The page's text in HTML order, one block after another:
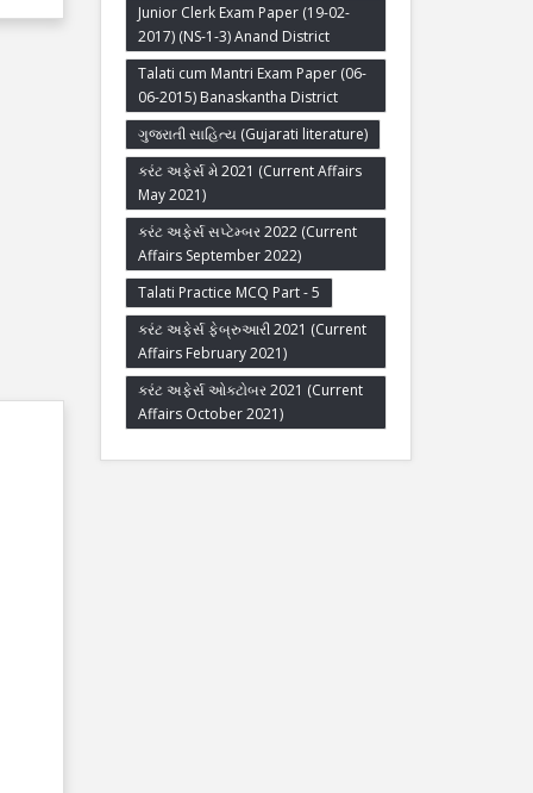
Junior Clerk Exam Paper (19-02-
2017) (NS-1-3) Anand District
Talati cum Mantri Exam Paper (06-
06-2015) Banaskantha District
ગુજરાતી સાહિત્ય (Gujarati literature)
કરંટ અફેર્સ મે 2021 (Current Affairs
May 2021)
કરંટ અફેર્સ સપ્ટેમ્બર 2022 (Current
Affairs September 2022)
Talati Practice MCQ Part - 5
કરંટ અફેર્સ ફેબ્રુઆરી 2021 (Current
Affairs February 2021)
કરંટ અફેર્સ ઓક્ટોબર 2021 (Current
Affairs October 2021)